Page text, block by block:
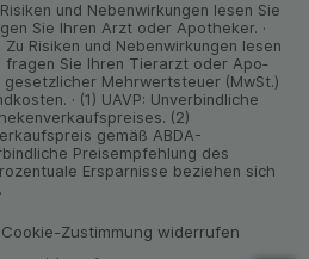
und Neben­wirkungen lesen Sie
Sie Ihren Arzt oder Apo­theker. ·
Risiken und Neben­wirkungen lesen
fragen Sie Ihren Tier­arzt oder Apo­
gesetz­licher Mehrwertsteuer (MwSt.)
· (1) UAVP: Unverbindliche
(2)
gemäß ABDA-
Preisempfehlung des
Ersparnisse beziehen sich
Zustimmung widerrufen